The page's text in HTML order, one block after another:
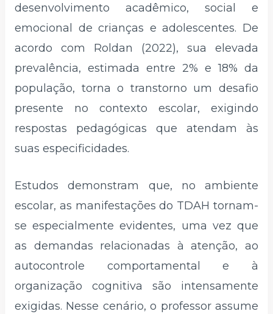
desenvolvimento acadêmico, social e
emocional de crianças e adolescentes. De
acordo com Roldan (2022), sua elevada
prevalência, estimada entre 2% e 18% da
população, torna o transtorno um desafio
presente no contexto escolar, exigindo
respostas pedagógicas que atendam às
suas especificidades.
Estudos demonstram que, no ambiente
escolar, as manifestações do TDAH tornam-
se especialmente evidentes, uma vez que
as demandas relacionadas à atenção, ao
autocontrole comportamental e à
organização cognitiva são intensamente
exigidas. Nesse cenário, o professor assume